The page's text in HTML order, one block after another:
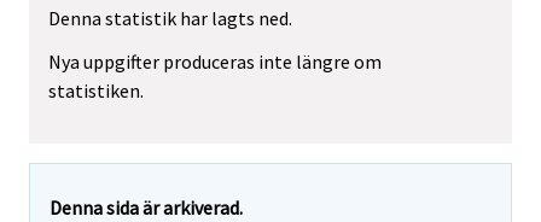
Denna statistik har lagts ned.
Nya uppgifter produceras inte längre om
statistiken.
Denna sida är arkiverad.